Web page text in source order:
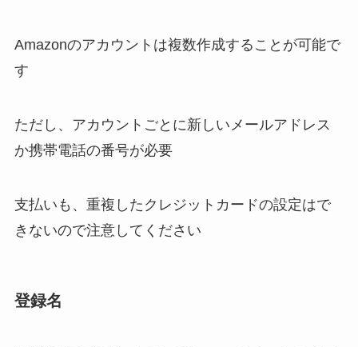
Amazonのアカウントは複数作成することが可能で
す
ただし、アカウントごとに新しいメールアドレス
か携帯電話の番号が必要
支払いも、重複したクレジットカードの設定はで
きないので注意してください
登録名